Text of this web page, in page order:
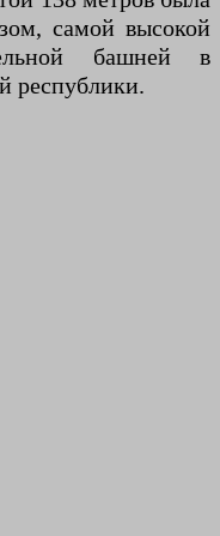
самой высокой
башней в
республики.